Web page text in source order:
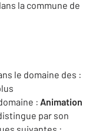
la commune de
le domaine des :
: Animation
par son